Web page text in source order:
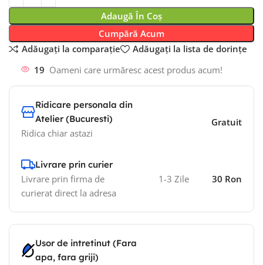
Adaugă În Coș
Cumpără Acum
Adăugați la comparație
Adăugați la lista de dorințe
19 Oameni care urmăresc acest produs acum!
Ridicare personala din
Atelier (Bucuresti)
Ridica chiar astazi
Gratuit
Livrare prin curier
Livrare prin firma de
curierat direct la adresa
1-3 Zile 30 Ron
Usor de intretinut (Fara
apa, fara griji)